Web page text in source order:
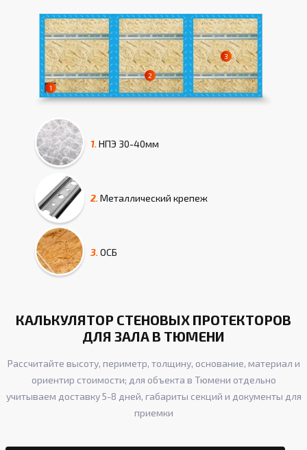
1.НПЭ 30-40мм
2.Металлический крепеж
3.ОСБ
КАЛЬКУЛЯТОР СТЕНОВЫХ ПРОТЕКТОРОВ
ДЛЯ ЗАЛА В ТЮМЕНИ
Рассчитайте высоту, периметр, толщину, основание, материал и
ориентир стоимости; для объекта в Тюмени отдельно
учитываем доставку 5-8 дней, габариты секций и документы для
приемки